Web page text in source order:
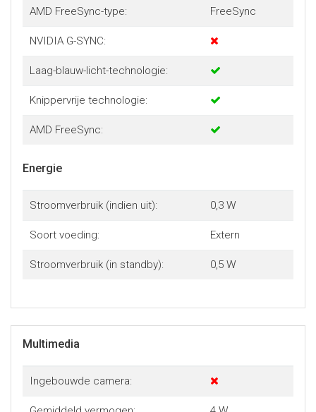
AMD FreeSync-type: FreeSync
NVIDIA G-SYNC:
Laag-blauw-licht-technologie:
Knippervrije technologie:
AMD FreeSync:
Energie
Stroomverbruik (indien uit): 0,3 W
Soort voeding: Extern
Stroomverbruik (in standby): 0,5 W
Multimedia
Ingebouwde camera: